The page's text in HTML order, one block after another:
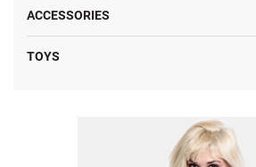
ACCESSORIES
TOYS